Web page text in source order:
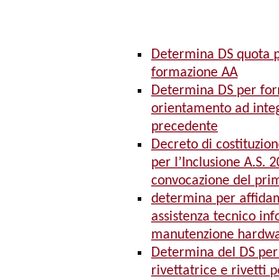
Determina DS quota
formazione AA
Determina DS per
orientamento ad
precedente
Decreto di
per l’Inclusione A.S.
convocazione del
determina per
assistenza tecnico
manutenzione
Determina del DS
rivettatrice e rivetti